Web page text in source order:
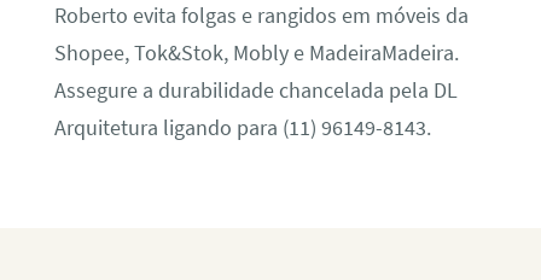
Roberto evita folgas e rangidos em móveis da
Shopee, Tok&Stok, Mobly e MadeiraMadeira.
Assegure a durabilidade chancelada pela DL
Arquitetura ligando para (11) 96149-8143.